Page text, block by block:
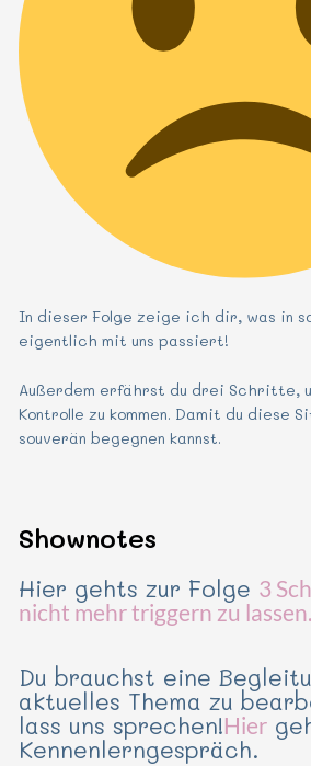
In dieser Folge zeige ich dir, was in
eigentlich mit uns passiert!
Außerdem erfährst du drei Schritte,
Kontrolle zu kommen. Damit du diese
souverän begegnen kannst.
Shownotes
Hier gehts zur Folge 3
nicht mehr triggern zu lassen.
Du brauchst eine
aktuelles Thema zu
lass uns sprechen!Hier
Kennenlerngespräch.